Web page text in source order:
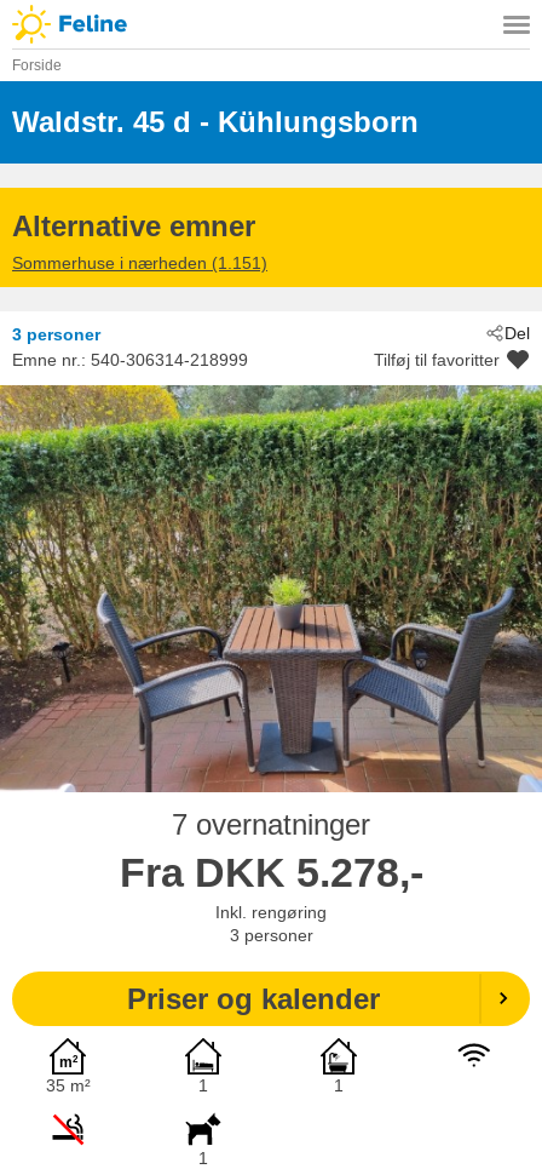
Forside
Waldstr. 45 d
- 18225
- Kühlungsborn
Alternative emner
Sommerhuse i nærheden (1.151)
Del
3 personer
Emne nr.: 540-306314-218999 Tilføj til favoritter
7 overnatninger
Fra DKK 5.278,-
Inkl. rengøring
3 personer
Priser og kalender
35 m² 1 1
1